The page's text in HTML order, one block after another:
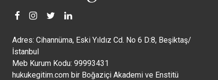
Adres: Cihannüma, Eski Yıldız Cd. No 6 D:8, Beşiktaş/
İstanbul
Meb Kurum Kodu: 99993431
hukukegitim.com bir Boğaziçi Akademi ve Enstitü